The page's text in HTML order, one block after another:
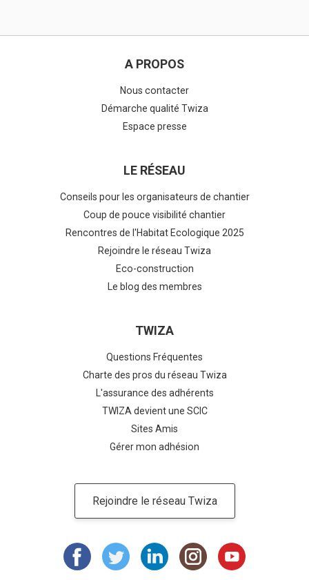
A PROPOS
Nous contacter
Démarche qualité Twiza
Espace presse
LE RÉSEAU
Conseils pour les organisateurs de chantier
Coup de pouce visibilité chantier
Rencontres de l'Habitat Ecologique 2025
Rejoindre le réseau Twiza
Eco-construction
Le blog des membres
TWIZA
Questions Fréquentes
Charte des pros du réseau Twiza
L'assurance des adhérents
TWIZA devient une SCIC
Sites Amis
Gérer mon adhésion
Rejoindre le réseau Twiza